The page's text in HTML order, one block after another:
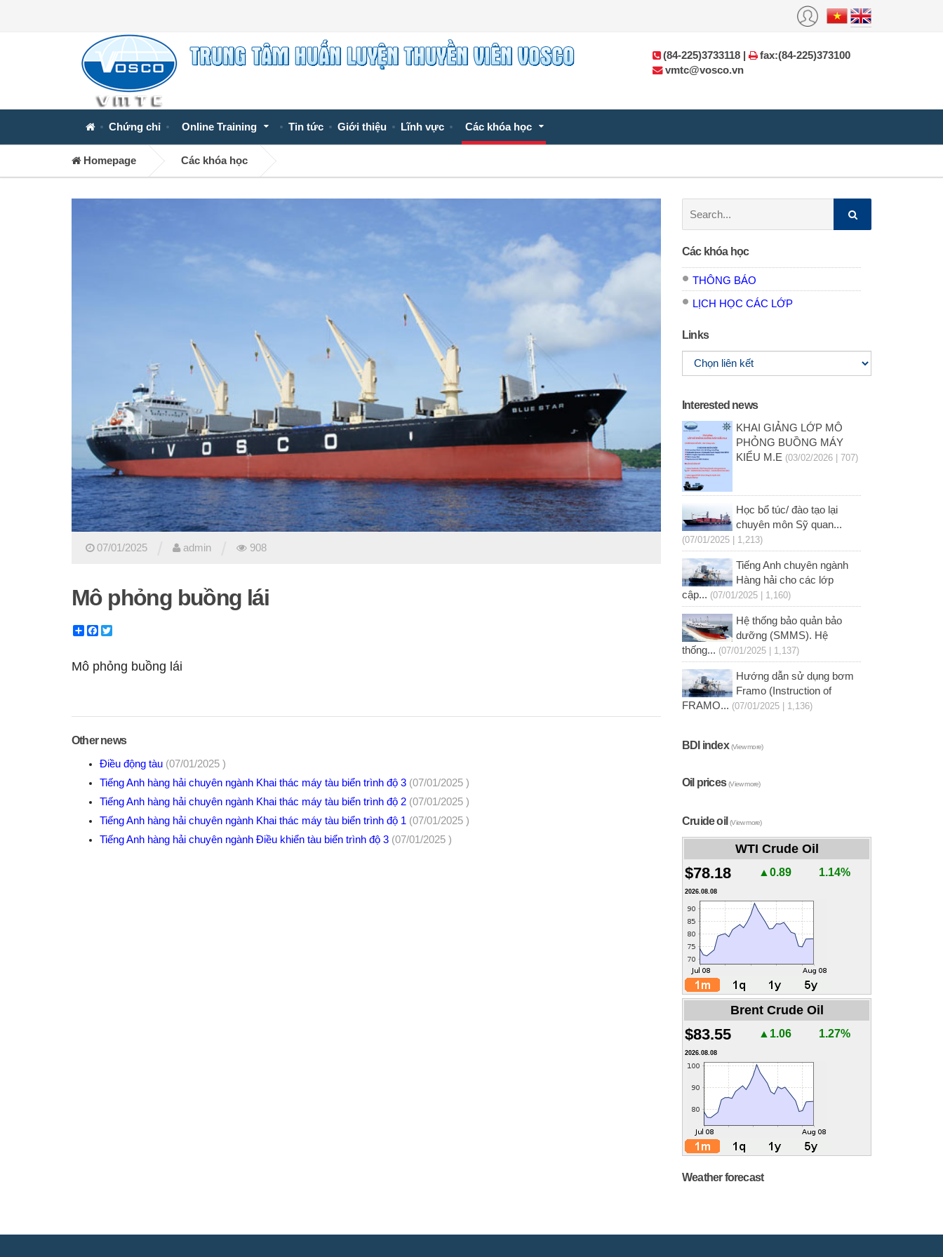
Chứng chỉ Online Training Tin tức Giới thiệu Lĩnh vực Các khóa học
(84-225)3733118 |
fax:(84-225)373100
vmtc@vosco.vn
Homepage Các khóa học
07/01/2025 admin 908
Mô phỏng buồng lái
ShareFacebook
Mô phỏng buồng lái
Other news
Điều động tàu (07/01/2025 )
Tiếng Anh hàng hải chuyên ngành Khai thác máy tàu biển trình độ 3 (07/01/2025 )
Tiếng Anh hàng hải chuyên ngành Khai thác máy tàu biển trình độ 2 (07/01/2025 )
Tiếng Anh hàng hải chuyên ngành Khai thác máy tàu biển trình độ 1 (07/01/2025 )
Tiếng Anh hàng hải chuyên ngành Điều khiển tàu biển trình độ 3 (07/01/2025 )
Các khóa học
THÔNG BÁO
LỊCH HỌC CÁC LỚP
Links
Interested news
KHAI GIẢNG LỚP MÔ
PHỎNG BUỒNG MÁY
KIỂU M.E (03/02/2026 | 707)
Học bổ túc/ đào tạo lại
chuyên môn Sỹ quan...
(07/01/2025 | 1,213)
Tiếng Anh chuyên ngành
Hàng hải cho các lớp
cập... (07/01/2025 | 1,160)
Hệ thống bảo quản bảo
dưỡng (SMMS). Hệ
thống... (07/01/2025 | 1,137)
Hướng dẫn sử dụng bơm
Framo (Instruction of
FRAMO... (07/01/2025 | 1,136)
BDI index(View more)
Oil prices(View more)
Cruide oil(View more)
WTI Crude Oil
$78.18 ▲0.89 1.14%
2026.08.08
Brent Crude Oil
$83.55 ▲1.06 1.27%
2026.08.08
Weather forecast